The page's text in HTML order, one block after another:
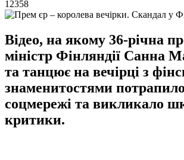
12358
Відео, на якому 36-річна
міністр Фінляндії Санна
та танцює на вечірці з
знаменитостями
соцмережі та викликало
критики.